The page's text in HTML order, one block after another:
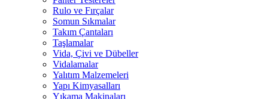
Rulo ve Fırçalar
Somun Sıkmalar
Takım Çantaları
Taşlamalar
Vida, Çivi ve Dübeller
Vidalamalar
Yalıtım Malzemeleri
Yapı Kimyasalları
Yıkama Makinaları